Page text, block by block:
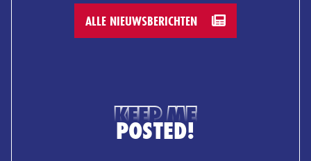
ALLE NIEUWSBERICHTEN
KEEP ME
POSTED!